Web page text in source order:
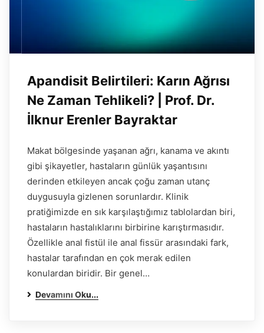
Apandisit Belirtileri: Karın Ağrısı
Ne Zaman Tehlikeli? | Prof. Dr.
İlknur Erenler Bayraktar
Makat bölgesinde yaşanan ağrı, kanama ve akıntı
gibi şikayetler, hastaların günlük yaşantısını
derinden etkileyen ancak çoğu zaman utanç
duygusuyla gizlenen sorunlardır. Klinik
pratiğimizde en sık karşılaştığımız tablolardan biri,
hastaların hastalıklarını birbirine karıştırmasıdır.
Özellikle anal fistül ile anal fissür arasındaki fark,
hastalar tarafından en çok merak edilen
konulardan biridir. Bir genel…
Devamını Oku...